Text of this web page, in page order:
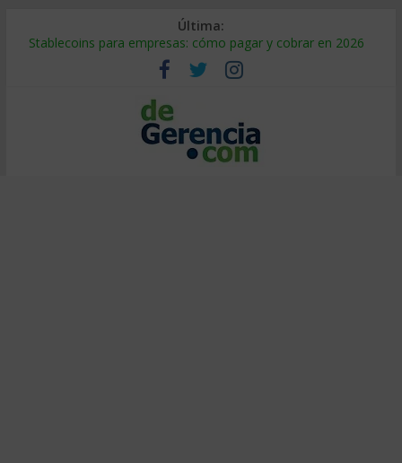
Última:
Stablecoins para empresas: cómo pagar y cobrar en 2026
Despido silencioso: qué es y por qué sale tan caro
IA en selección de personal: cómo auditarla a tiempo
Trabajo forzoso en la cadena de suministro: qué hacer
Mercado hispano de EE. UU.: cómo segmentarlo y venderle